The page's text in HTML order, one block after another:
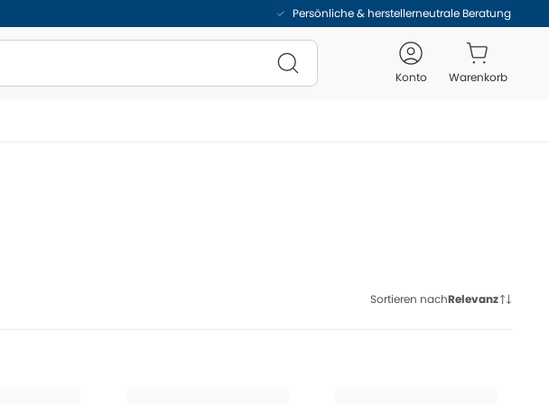
Persönliche & herstellerneutrale Beratung
Konto Warenkorb
Sortieren nachRelevanz